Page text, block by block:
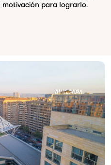
motivación para lograrlo.